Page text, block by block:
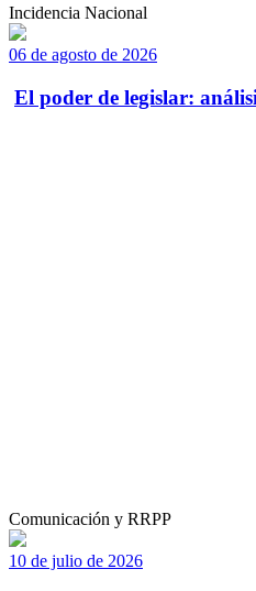
Incidencia Nacional
06 de agosto de 2026
El poder de legislar:
Comunicación y RRPP
10 de julio de 2026